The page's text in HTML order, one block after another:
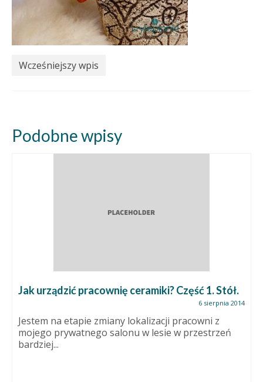
Wcześniejszy wpis
Podobne wpisy
Jak urządzić pracownię ceramiki? Część 1. Stół.
6 sierpnia 2014
Jestem na etapie zmiany lokalizacji pracowni z
mojego prywatnego salonu w lesie w przestrzeń
bardziej...